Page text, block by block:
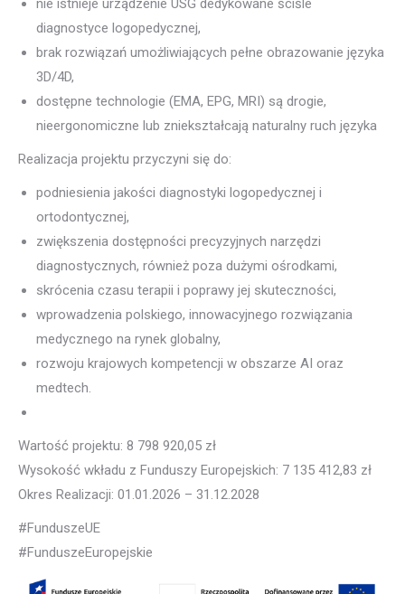
nie istnieje urządzenie USG dedykowane ściśle
diagnostyce logopedycznej,
brak rozwiązań umożliwiających pełne obrazowanie języka
3D/4D,
dostępne technologie (EMA, EPG, MRI) są drogie,
nieergonomiczne lub zniekształcają naturalny ruch języka
Realizacja projektu przyczyni się do:
podniesienia jakości diagnostyki logopedycznej i
ortodontycznej,
zwiększenia dostępności precyzyjnych narzędzi
diagnostycznych, również poza dużymi ośrodkami,
skrócenia czasu terapii i poprawy jej skuteczności,
wprowadzenia polskiego, innowacyjnego rozwiązania
medycznego na rynek globalny,
rozwoju krajowych kompetencji w obszarze AI oraz
medtech.
Wartość projektu: 8 798 920,05 zł
Wysokość wkładu z Funduszy Europejskich: 7 135 412,83 zł
Okres Realizacji: 01.01.2026 – 31.12.2028​
#FunduszeUE
#FunduszeEuropejskie